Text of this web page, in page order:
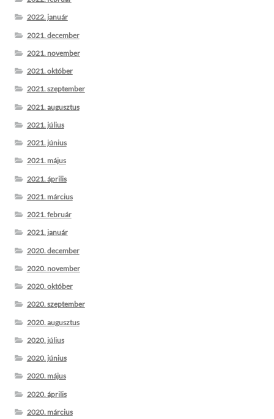
2022. január
2021. december
2021. november
2021. október
2021. szeptember
2021. augusztus
2021. július
2021. június
2021. május
2021. április
2021. március
2021. február
2021. január
2020. december
2020. november
2020. október
2020. szeptember
2020. augusztus
2020. július
2020. június
2020. május
2020. április
2020. március